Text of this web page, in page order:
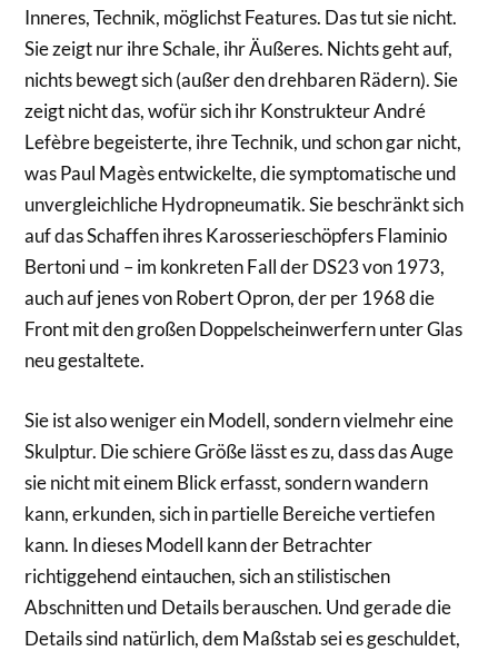
Inneres, Technik, möglichst Features. Das tut sie nicht.
Sie zeigt nur ihre Schale, ihr Äußeres. Nichts geht auf,
nichts bewegt sich (außer den drehbaren Rädern). Sie
zeigt nicht das, wofür sich ihr Konstrukteur André
Lefèbre begeisterte, ihre Technik, und schon gar nicht,
was Paul Magès entwickelte, die symptomatische und
unvergleichliche Hydropneumatik. Sie beschränkt sich
auf das Schaffen ihres Karosserieschöpfers Flaminio
Bertoni und – im konkreten Fall der DS23 von 1973,
auch auf jenes von Robert Opron, der per 1968 die
Front mit den großen Doppelscheinwerfern unter Glas
neu gestaltete.
Sie ist also weniger ein Modell, sondern vielmehr eine
Skulptur. Die schiere Größe lässt es zu, dass das Auge
sie nicht mit einem Blick erfasst, sondern wandern
kann, erkunden, sich in partielle Bereiche vertiefen
kann. In dieses Modell kann der Betrachter
richtiggehend eintauchen, sich an stilistischen
Abschnitten und Details berauschen. Und gerade die
Details sind natürlich, dem Maßstab sei es geschuldet,